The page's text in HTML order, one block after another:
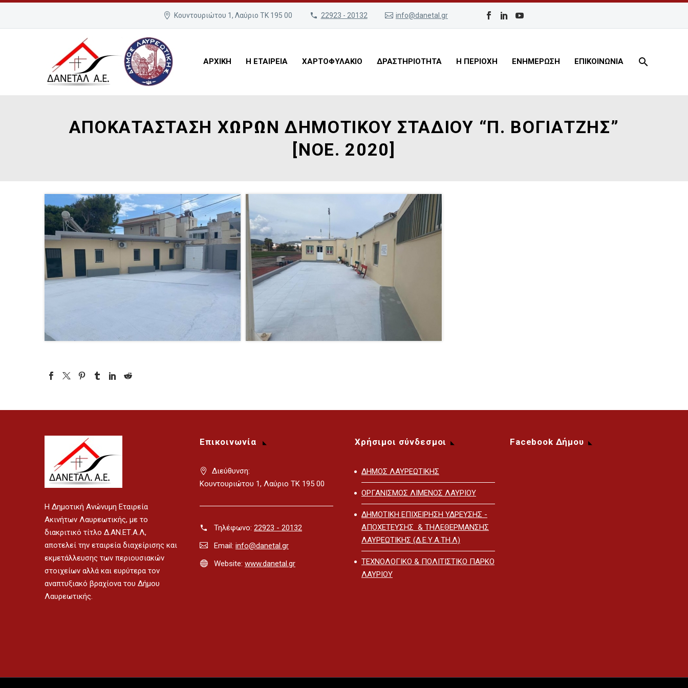
Κουντουριώτου 1, Λαύριο ΤΚ 195 00 22923 - 20132 info@danetal.gr
ΑΡΧΙΚΗ Η ΕΤΑΙΡΕΙΑ ΧΑΡΤΟΦΥΛΑΚΙΟ ΔΡΑΣΤΗΡΙΟΤΗΤΑ Η ΠΕΡΙΟΧΗ ΕΝΗΜΕΡΩΣΗ ΕΠΙΚΟΙΝΩΝΙΑ
ΑΠΟΚΑΤΑΣΤΑΣΗ ΧΩΡΩΝ ΔΗΜΟΤIKOY ΣΤΑΔΙΟΥ “Π. ΒΟΓΙΑΤΖΗΣ”
[ΝΟΕ. 2020]
H Δημοτική Ανώνυμη Εταιρεία
Ακινήτων Λαυρεωτικής, με το
διακριτικό τίτλο Δ.ΑΝ.ΕΤ.Α.Λ,
αποτελεί την εταιρεία διαχείρισης και
εκμετάλλευσης των περιουσιακών
στοιχείων αλλά και ευρύτερα τον
αναπτυξιακό βραχίονα του Δήμου
Λαυρεωτικής.
Επικοινωνία
Διεύθυνση:
Κουντουριώτου 1, Λαύριο ΤΚ 195 00
Τηλέφωνο: 22923 - 20132
Email: info@danetal.gr
Website: www.danetal.gr
Χρήσιμοι σύνδεσμοι
ΔΗΜΟΣ ΛΑΥΡΕΩΤΙΚΗΣ
ΟΡΓΑΝΙΣΜΟΣ ΛΙΜΕΝΟΣ ΛΑΥΡΙΟΥ
ΔΗΜΟΤΙΚΗ ΕΠΙΧΕΙΡΗΣΗ ΥΔΡΕΥΣΗΣ -
ΑΠΟΧΕΤΕΥΣΗΣ & ΤΗΛΕΘΕΡΜΑΝΣΗΣ
ΛΑΥΡΕΩΤΙΚΗΣ (Δ.Ε.Υ.Α.ΤΗ.Λ)
ΤΕΧΝΟΛΟΓΙΚΟ & ΠΟΛΙΤΙΣΤΙΚΟ ΠΑΡΚΟ
ΛΑΥΡΙΟΥ
Facebook Δήμου